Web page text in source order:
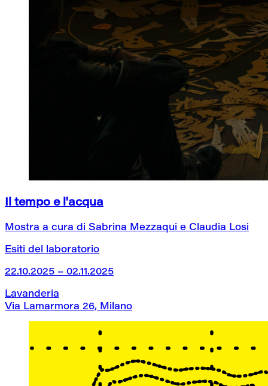
Il tempo e l'acqua
Mostra a cura di Sabrina Mezzaqui e Claudia Losi
Esiti del laboratorio
22.10.2025 – 02.11.2025
Lavanderia
Via Lamarmora 26, Milano